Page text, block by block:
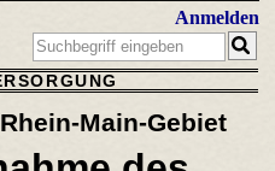
Anmelden
Main-Gebiet